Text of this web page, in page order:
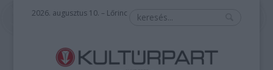
2026. augusztus 10. – Lőrinc